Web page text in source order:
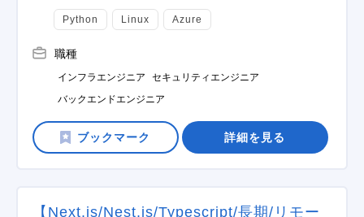
Python Linux Azure
職種
インフラエンジニア
セキュリティエンジニア
バックエンドエンジニア
詳細を見る
【Next.js/Nest.js/Typescript/長期/リモー